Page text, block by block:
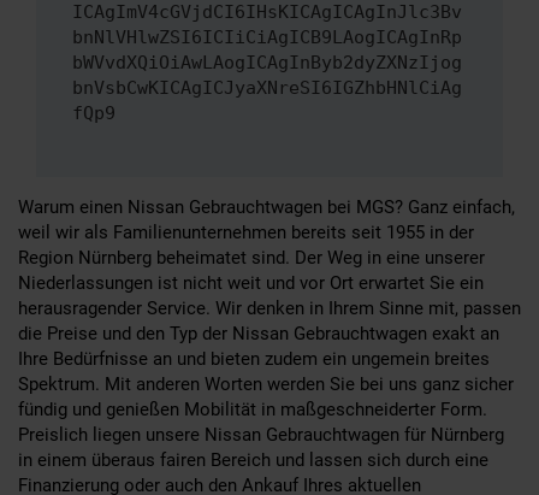
ICAgImV4cGVjdCI6IHsKICAgICAgInJlc3Bv
bnNlVHlwZSI6ICIiCiAgICB9LAogICAgInRp
bWVvdXQiOiAwLAogICAgInByb2dyZXNzIjog
bnVsbCwKICAgICJyaXNreSI6IGZhbHNlCiAg
fQp9
Warum einen Nissan Gebrauchtwagen bei MGS? Ganz einfach,
weil wir als Familienunternehmen bereits seit 1955 in der
Region Nürnberg beheimatet sind. Der Weg in eine unserer
Niederlassungen ist nicht weit und vor Ort erwartet Sie ein
herausragender Service. Wir denken in Ihrem Sinne mit, passen
die Preise und den Typ der Nissan Gebrauchtwagen exakt an
Ihre Bedürfnisse an und bieten zudem ein ungemein breites
Spektrum. Mit anderen Worten werden Sie bei uns ganz sicher
fündig und genießen Mobilität in maßgeschneiderter Form.
Preislich liegen unsere Nissan Gebrauchtwagen für Nürnberg
in einem überaus fairen Bereich und lassen sich durch eine
Finanzierung oder auch den Ankauf Ihres aktuellen